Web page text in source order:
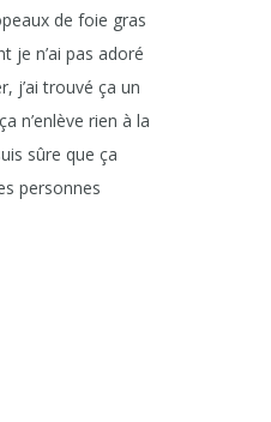
de foie gras
je n’ai pas adoré
j’ai trouvé ça un
n’enlève rien à la
sûre que ça
personnes